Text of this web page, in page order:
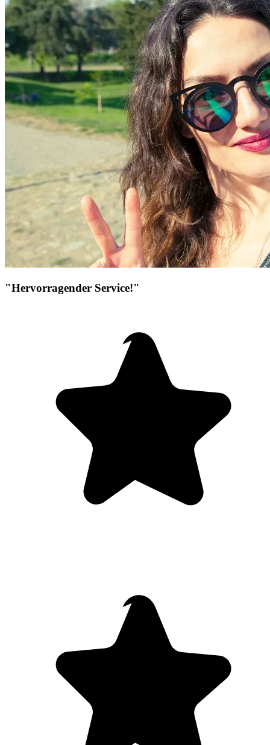
"Hervorragender Service!"